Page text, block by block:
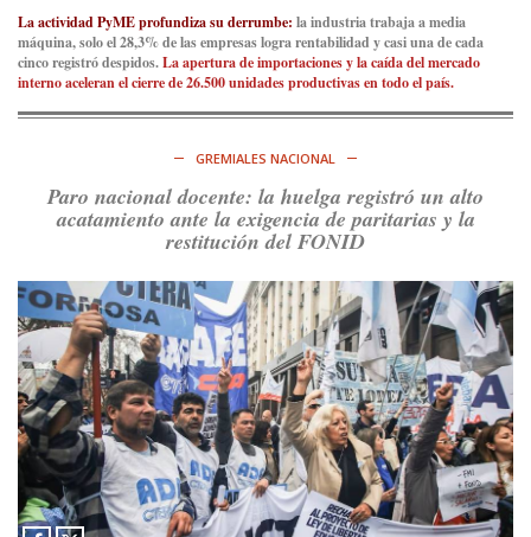
Ver en X
Consenso Patagónico
Consenso Patagónico
RT@PJCampana2022 : Asumimos una nueva etapa en el
Partido Justicialista de Campana, con el orgullo de que el
compañero@caortega64vuelva a…
Ver en X
La actividad PyME profundiza su derrumbe: la industria trabaja a media
máquina, solo el 28,3% de las empresas logra rentabilidad y casi una de cada
cinco registró despidos.La apertura de importaciones y la caída del mercado
interno aceleran el cierre de 26.500 unidades productivas en todo el país.
GREMIALES NACIONAL
Paro nacional docente: la huelga registró un alto
acatamiento ante la exigencia de paritarias y la
restitución del FONID